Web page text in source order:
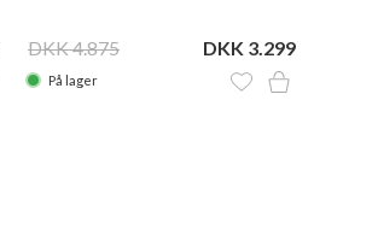
DKK 4.875 DKK 3.299
På lager